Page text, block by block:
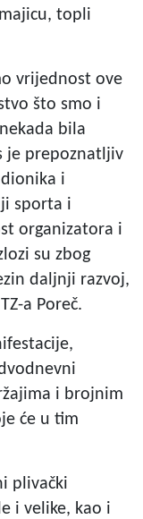
topli
vrijednost ove
što smo i
bila
je prepoznatljiv
i
sporta i
organizatora i
su zbog
daljnji razvoj,
a Poreč.
i brojnim
će u tim
plivački
i velike, kao i